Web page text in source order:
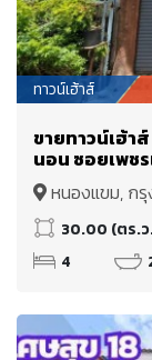
ทาวน์เฮ้าส์
ขายทาวน์เฮ้า
นอน ซอยเพช
หนองแขม, ก
30.00 (ตร.
4